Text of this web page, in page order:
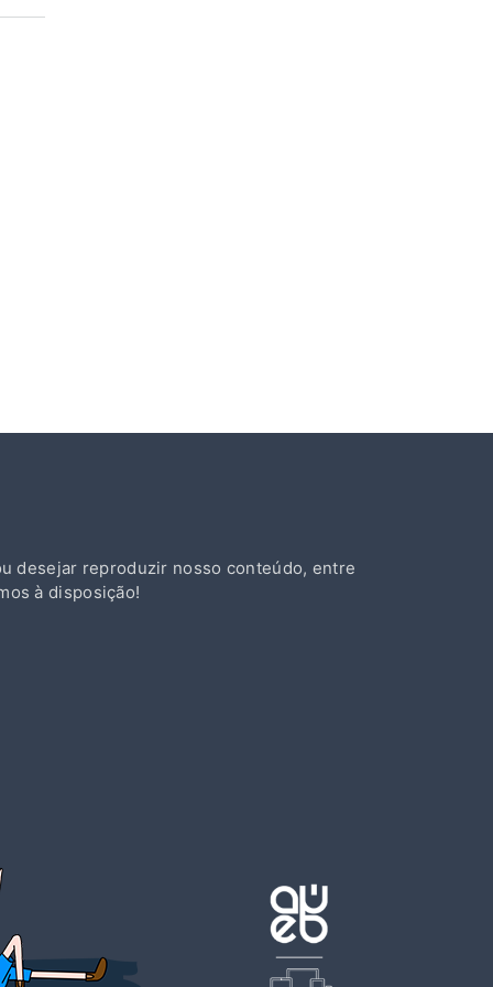
desejar reproduzir nosso conteúdo, entre
à disposição!